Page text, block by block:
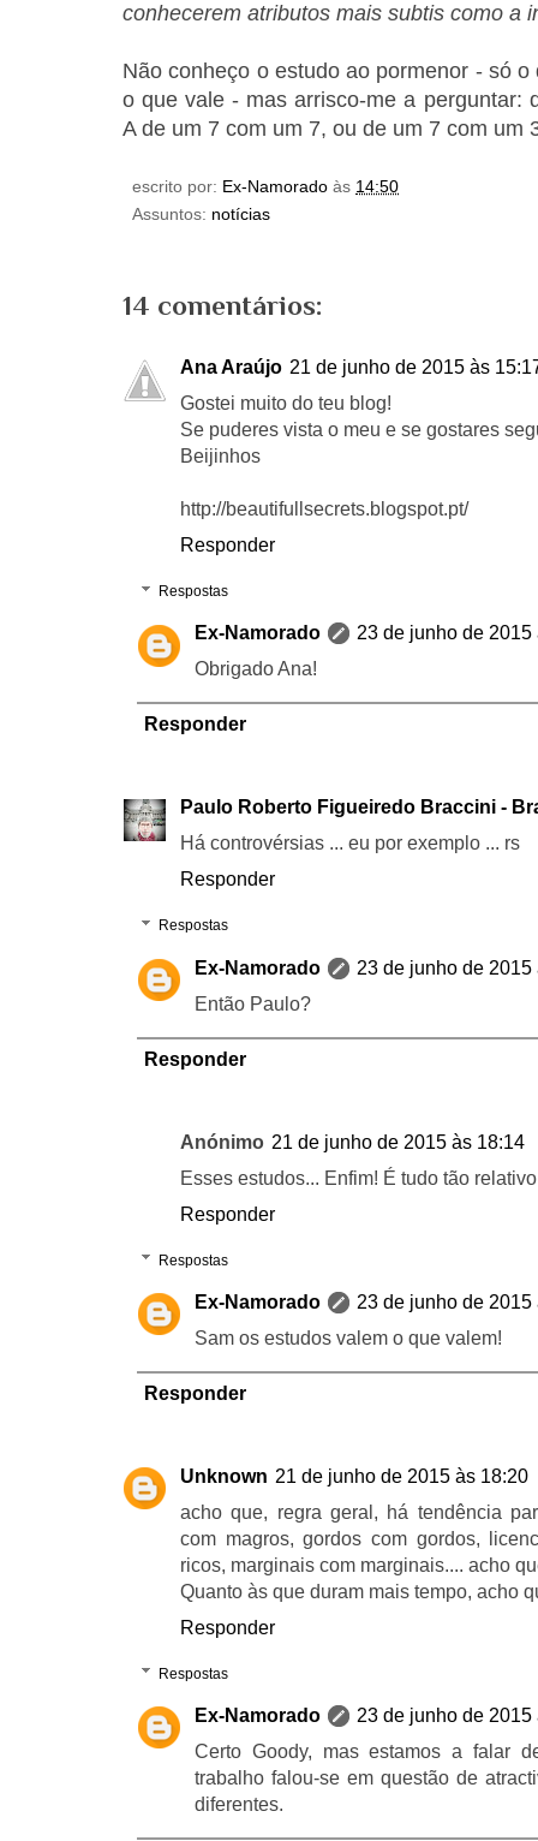
conhecerem atributos mais subtis como a
Não conheço o estudo ao pormenor - só
o que vale - mas arrisco-me a perguntar:
A de um 7 com um 7, ou de um 7 com um
escrito por: Ex-Namorado às 14:50
Assuntos: notícias
14 comentários:
Ana Araújo 21 de junho de 2015 às
Gostei muito do teu blog!
Se puderes vista o meu e se gostares
Beijinhos
http://beautifullsecrets.blogspot.pt/
Responder
Respostas
Ex-Namorado
23 de junho de 2015
Obrigado Ana!
Responder
Paulo Roberto Figueiredo Braccini -
Há controvérsias ... eu por exemplo ... rs
Responder
Respostas
Ex-Namorado
23 de junho de 2015
Então Paulo?
Responder
Anónimo 21 de junho de 2015 às 18:14
Esses estudos... Enfim! É tudo tão
Responder
Respostas
Ex-Namorado
23 de junho de 2015
Sam os estudos valem o que valem!
Responder
Unknown 21 de junho de 2015 às 18:20
acho que, regra geral, há tendência
com magros, gordos com gordos,
ricos, marginais com marginais.... acho
Quanto às que duram mais tempo, acho
Responder
Respostas
Ex-Namorado
23 de junho de 2015
Certo Goody, mas estamos a falar
trabalho falou-se em questão de
diferentes.